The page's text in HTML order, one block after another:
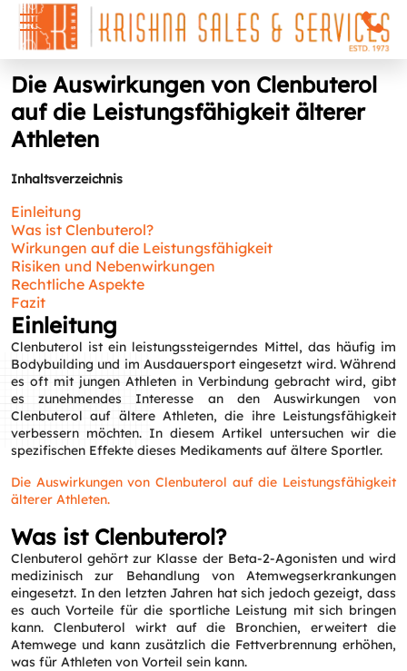
Die Auswirkungen von Clenbuterol
auf die Leistungsfähigkeit älterer
Athleten
Inhaltsverzeichnis
Einleitung
Was ist Clenbuterol?
Wirkungen auf die Leistungsfähigkeit
Risiken und Nebenwirkungen
Rechtliche Aspekte
Fazit
Einleitung
Clenbuterol ist ein leistungssteigerndes Mittel, das häufig im
Bodybuilding und im Ausdauersport eingesetzt wird. Während
es oft mit jungen Athleten in Verbindung gebracht wird, gibt
es zunehmendes Interesse an den Auswirkungen von
Clenbuterol auf ältere Athleten, die ihre Leistungsfähigkeit
verbessern möchten. In diesem Artikel untersuchen wir die
spezifischen Effekte dieses Medikaments auf ältere Sportler.
Die Auswirkungen von Clenbuterol auf die Leistungsfähigkeit
älterer Athleten.
Was ist Clenbuterol?
Clenbuterol gehört zur Klasse der Beta-2-Agonisten und wird
medizinisch zur Behandlung von Atemwegserkrankungen
eingesetzt. In den letzten Jahren hat sich jedoch gezeigt, dass
es auch Vorteile für die sportliche Leistung mit sich bringen
kann. Clenbuterol wirkt auf die Bronchien, erweitert die
Atemwege und kann zusätzlich die Fettverbrennung erhöhen,
was für Athleten von Vorteil sein kann.